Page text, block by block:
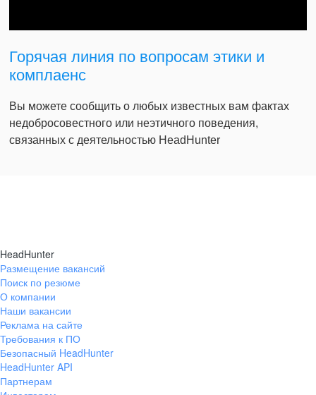
Горячая линия по вопросам этики и
комплаенс
Вы можете сообщить о любых известных вам фактах
недобросовестного или неэтичного поведения,
связанных с деятельностью HeadHunter
HeadHunter
Размещение вакансий
Поиск по резюме
О компании
Наши вакансии
Реклама на сайте
Требования к ПО
Безопасный HeadHunter
HeadHunter API
Партнерам